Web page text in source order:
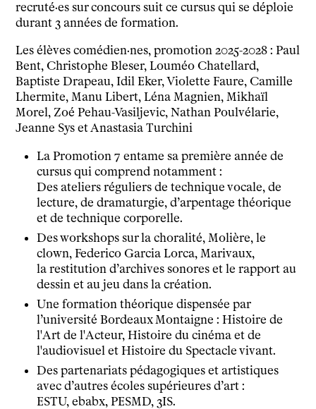
recruté·es sur concours suit ce cursus qui se déploie
durant 3 années de formation.
Les élèves comédien·nes, promotion 2025-2028 : Paul
Bent, Christophe Bleser, Louméo Chatellard,
Baptiste Drapeau, Idil Eker, Violette Faure, Camille
Lhermite, Manu Libert, Léna Magnien, Mikhaïl
Morel, Zoé Pehau-Vasiljevic, Nathan Poulvélarie,
Jeanne Sys et Anastasia Turchini
La Promotion 7 entame sa première année de
cursus qui comprend notamment :
Des ateliers réguliers de technique vocale, de
lecture, de dramaturgie, d’arpentage théorique
et de technique corporelle.
Des workshops sur la choralité, Molière, le
clown, Federico Garcia Lorca, Marivaux,
la restitution d’archives sonores et le rapport au
dessin et au jeu dans la création.
Une formation théorique dispensée par
l’université Bordeaux Montaigne : Histoire de
l'Art de l'Acteur, Histoire du cinéma et de
l'audiovisuel et Histoire du Spectacle vivant.
Des partenariats pédagogiques et artistiques
avec d’autres écoles supérieures d’art :
ESTU, ebabx, PESMD, 3IS.
Venir en groupe
Découvrir
Le théâtre
tnba, centre dramatique national
Artiste directrice
Artistes associé·es
Équipe
Espace partagé
Librairie
L'école
Formation supérieure
Les Promotions
Classe Égalité
Stages de théâtre gratuits
Insertion professionnelle
Soutenir l'école
Partenaires
Infos pratiques
Horaires et contacts
Tarifs, cartes et pass
Arriver au tnba